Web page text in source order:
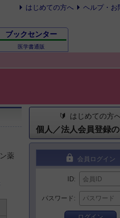
はじめての方へ ヘルプ・お
ブックセンター
医学書通販
薬
はじめての方
個人／法人会員登録
lock 会員ログイン
ID
パスワード